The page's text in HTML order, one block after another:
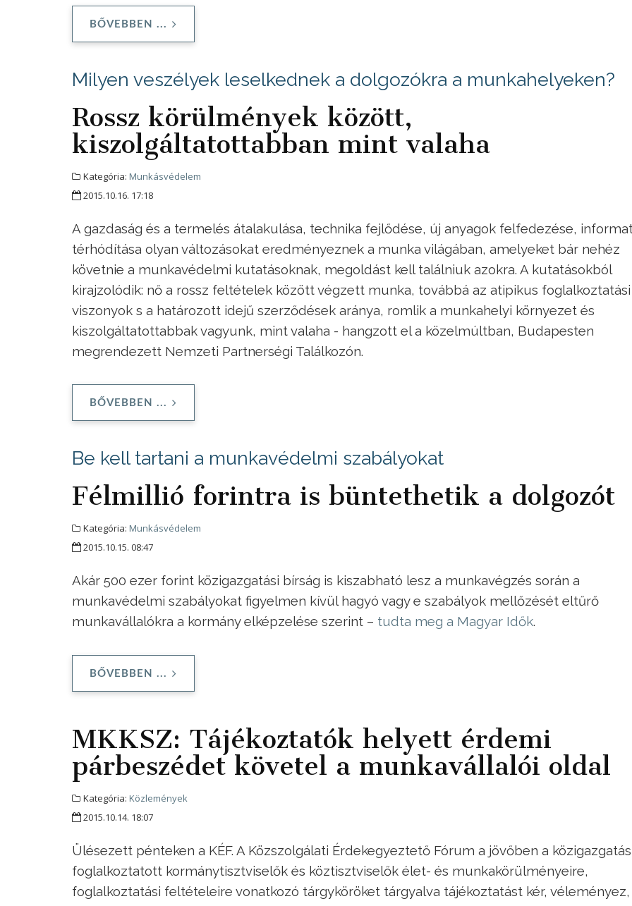
BŐVEBBEN ...
Milyen veszélyek leselkednek a dolgozókra a munkahelyeken?
Rossz körülmények között,
kiszolgáltatottabban mint valaha
Kategória: Munkásvédelem
2015.10.16. 17:18
A gazdaság és a termelés átalakulása, technika fejlődése, új anyagok felfedezése,
térhódítása olyan változásokat eredményeznek a munka világában, amelyeket bár nehéz
követnie a munkavédelmi kutatásoknak, megoldást kell találniuk azokra. A kutatásokból
kirajzolódik: nő a rossz feltételek között végzett munka, továbbá az atipikus foglalkoztatási
viszonyok s a határozott idejű szerződések aránya, romlik a munkahelyi környezet és
kiszolgáltatottabbak vagyunk, mint valaha - hangzott el a közelmúltban, Budapesten
megrendezett Nemzeti Partnerségi Találkozón.
BŐVEBBEN ...
Be kell tartani a munkavédelmi szabályokat
Félmillió forintra is büntethetik a dolgozót
Kategória: Munkásvédelem
2015.10.15. 08:47
Akár 500 ezer forint közigazgatási bírság is kiszabható lesz a munkavégzés során a
munkavédelmi szabályokat figyelmen kívül hagyó vagy e szabályok mellőzését eltűrő
munkavállalókra a kormány elképzelése szerint – tudta meg a Magyar Idők.
BŐVEBBEN ...
MKKSZ: Tájékoztatók helyett érdemi
párbeszédet követel a munkavállalói oldal
Kategória: Közlemények
2015.10.14. 18:07
Ülésezett pénteken a KÉF. A Közszolgálati Érdekegyeztető Fórum a jövőben a
foglalkoztatott kormánytisztviselők és köztisztviselők élet- és munkakörülményeire,
foglalkoztatási feltételeire vonatkozó tárgyköröket tárgyalva tájékoztatást kér, véleményez,